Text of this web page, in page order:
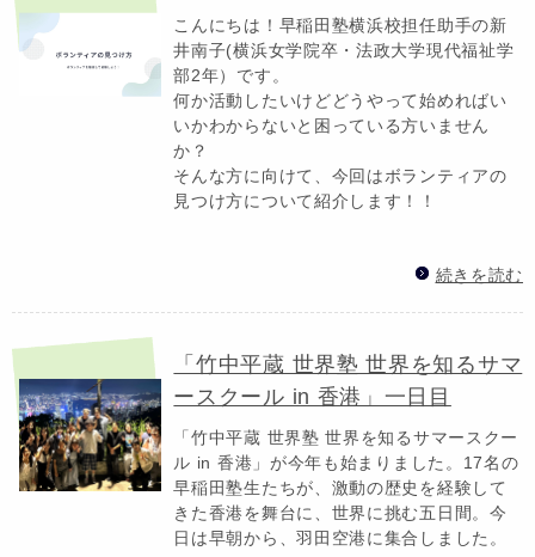
こんにちは！早稲田塾横浜校担任助手の新
井南子(横浜女学院卒・法政大学現代福祉学
部2年）です。
何か活動したいけどどうやって始めればい
いかわからないと困っている方いません
か？
そんな方に向けて、今回はボランティアの
見つけ方について紹介します！！
続きを読む
「竹中平蔵 世界塾 世界を知るサマ
ースクール in 香港」一日目
「竹中平蔵 世界塾 世界を知るサマースクー
ル in 香港」が今年も始まりました。17名の
早稲田塾生たちが、激動の歴史を経験して
きた香港を舞台に、世界に挑む五日間。今
日は早朝から、羽田空港に集合しました。